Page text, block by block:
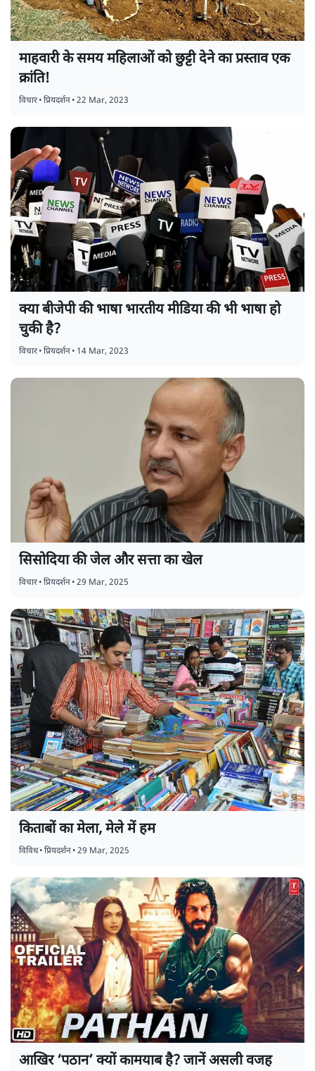
माहवारी के समय महिलाओं को छुट्टी देने का प्रस्ताव एक
क्रांति!
विचार•प्रियदर्शन•22 Mar, 2023
क्या बीजेपी की भाषा भारतीय मीडिया की भी भाषा हो
चुकी है?
विचार•प्रियदर्शन• 14 Mar, 2023
सिसोदिया की जेल और सत्ता का खेल
विचार•प्रियदर्शन•29 Mar, 2025
किताबों का मेला, मेले में हम
विविध•प्रियदर्शन•29 Mar, 2025
आखिर ‘पठान’ क्यों कामयाब है? जानें असली वजह